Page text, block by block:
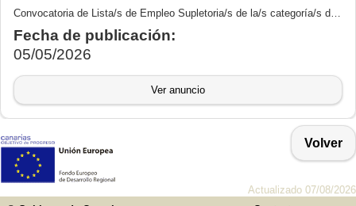
Convocatoria de Lista/s de Empleo Supletoria/s de la/s categoría/s de Enfermera/o Especialista en Enfermería de Salud Mental.
Fecha de publicación:
05/05/2026
Ver anuncio
Volver
Actualizado 07/08/2026